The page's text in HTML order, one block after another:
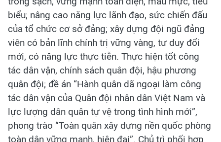
biểu; nâng cao năng lực lãnh đạo, sức chiến đấu
của tổ chức cơ sở đảng; xây dựng đội ngũ đảng
viên có bản lĩnh chính trị vững vàng, tư duy đổi
mới, có năng lực thực tiễn. Thực hiện tốt công
tác dân vận, chính sách quân đội, hậu phương
quân đội; đề án “Hành quân dã ngoại làm công
tác dân vận của Quân đội nhân dân Việt Nam và
lực lượng dân quân tự vệ trong tình hình mới”,
phong trào “Toàn quân xây dựng nền quốc phòng
toàn dân vững mạnh, hiện đại”. Chủ trì phối hợp